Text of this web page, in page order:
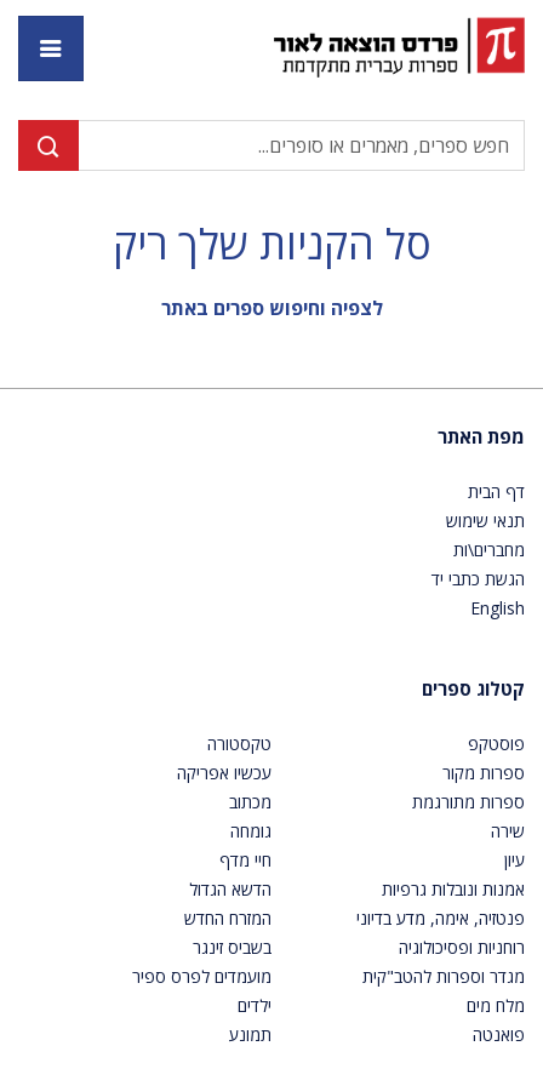
סל הקניות שלך ריק
לצפיה וחיפוש ספרים באתר
מפת האתר
דף הבית
תנאי שימוש
מחברים\ות
הגשת כתבי יד
English
קטלוג ספרים
פוסטקפ
ספרות מקור
ספרות מתורגמת
שירה
עיון
אמנות ונובלות גרפיות
פנטזיה, אימה, מדע בדיוני
רוחניות ופסיכולוגיה
מגדר וספרות להטב"קית
מלח מים
פואנטה
טקסטורה
עכשיו אפריקה
מכתוב
גומחה
חיי מדף
הדשא הגדול
המזרח החדש
בשביס זינגר
מועמדים לפרס ספיר
ילדים
תמונע